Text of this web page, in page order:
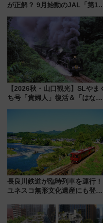
が正解？ 9月始動のJAL「第1
歩1キロ超え！ 知っておきたい
変更点まとめ
【2026秋・山口観光】SLやま
ち号「貴婦人」復活＆「はなあ
長良川鉄道が臨時列車を運行！
ユネスコ無形文化遺産にも登録
に 乗車には予約が必要